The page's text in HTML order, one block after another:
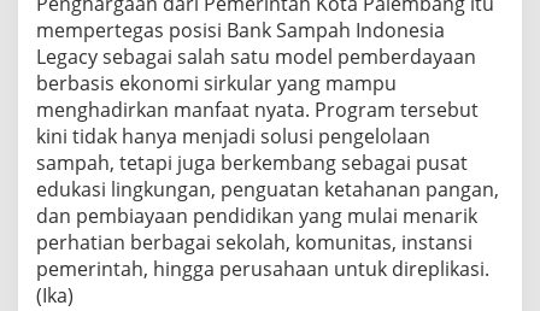
mempertegas posisi Bank Sampah Indonesia
Legacy sebagai salah satu model pemberdayaan
berbasis ekonomi sirkular yang mampu
menghadirkan manfaat nyata. Program tersebut
kini tidak hanya menjadi solusi pengelolaan
sampah, tetapi juga berkembang sebagai pusat
edukasi lingkungan, penguatan ketahanan pangan,
dan pembiayaan pendidikan yang mulai menarik
perhatian berbagai sekolah, komunitas, instansi
pemerintah, hingga perusahaan untuk direplikasi.
(Ika)